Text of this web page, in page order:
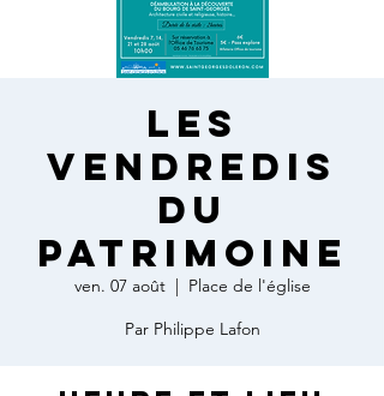
Les
vendredis
du
patrimoine
ven. 07 août
  |
Place de l'église
Par Philippe Lafon